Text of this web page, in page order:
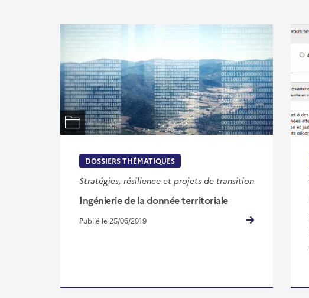
DOSSIERS THÉMATIQUES
Stratégies, résilience et projets de transition
Ingénierie de la donnée territoriale
Publié le 25/06/2019